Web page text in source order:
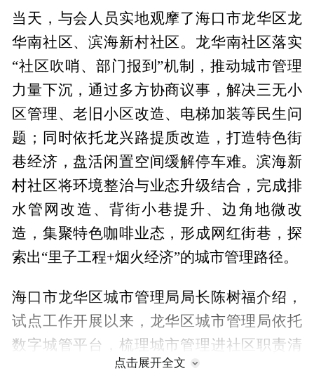
当天，与会人员实地观摩了海口市龙华区龙
华南社区、滨海新村社区。龙华南社区落实
“社区吹哨、部门报到”机制，推动城市管理
力量下沉，通过多方协商议事，解决三无小
区管理、老旧小区改造、电梯加装等民生问
题；同时依托龙兴路提质改造，打造特色街
巷经济，盘活闲置空间缓解停车难。滨海新
村社区将环境整治与业态升级结合，完成排
水管网改造、背街小巷提升、边角地微改
造，集聚特色咖啡业态，形成网红街巷，探
索出“里子工程+烟火经济”的城市管理路径。
海口市龙华区城市管理局局长陈树福介绍，
试点工作开展以来，龙华区城市管理局依托
数字城管平台，梳理城市管理进社区职责清
单，职能部门下沉一线发现和解决问题，例
点击展开全文